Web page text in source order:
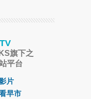
旗下之
平台
片
早市